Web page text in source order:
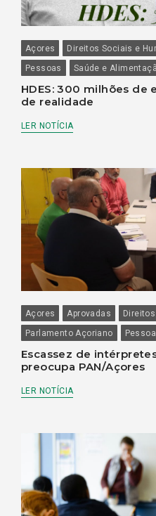
Açores Direitos Sociais e
Pessoas
Saúde e
HDES: 300 milhões de
de realidade
LER NOTÍCIA
Açores Aprovadas
Parlamento Açoriano
Escassez de
preocupa PAN/Açores
LER NOTÍCIA